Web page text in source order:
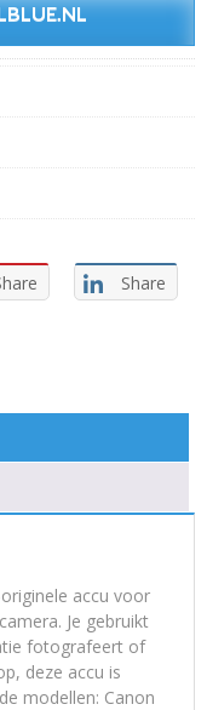
Share
accu voor
Je gebruikt
fotografeert of
deze accu is
modellen: Canon